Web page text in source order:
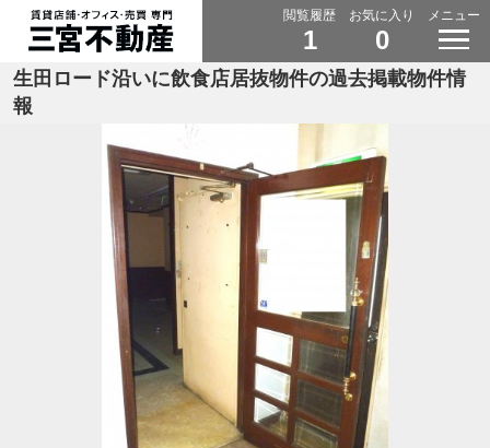
閲覧履歴
1
お気に入り
0
メニュー
生田ロード沿いに飲食店居抜物件の過去掲載物件情
報